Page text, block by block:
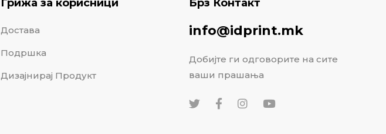
Грижа за корисници
Достава
Подршка
Дизајнирај Продукт
Брз Контакт
info@idprint.mk
Добијте ги одговорите на сите
ваши прашања